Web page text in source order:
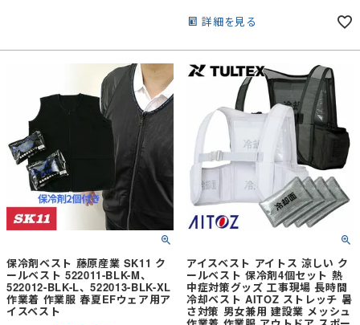
フィルムコーティング！長時間冷たさ
の環境によっては凍るのに時間がかか
る場合がございます。一個ずつ平置き
で冷凍する事をお勧めしております）
詳細を見る
保冷剤ベスト 藤原産業 SK11 ク
ールベスト 522011-BLK-M、
522012-BLK-L、522013-BLK-XL
作業着 作業服 春夏EFウェア用ア
イスベスト
アイスベスト アイトス 涼しい ク
ールベスト 保冷剤4個セット 熱
中症対策グッズ 工事現場 長時間
冷却ベスト AITOZ ストレッチ 暑
さ対策 男女兼用 建設業 メッシュ